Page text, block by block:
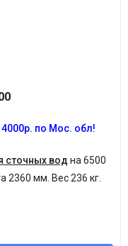
000р. по Мос. обл!
сточных вод на 6500
2360 мм. Вес 236 кг.